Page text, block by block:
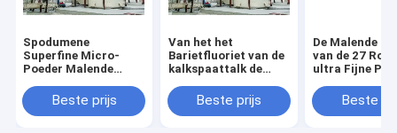
Spodumene
Superfine Micro-
Poeder Malende
RollerBeste prijs
Van het het
Barietfluoriet van de
kalkspaattalk de
Roller Mill For Gravel
Beste prijs
De Malende
van de 27
ultra Fijne
1250 Beste